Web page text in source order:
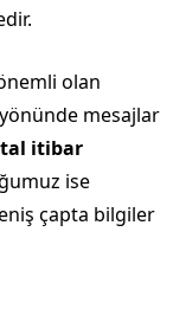
olan
mesajlar
itibar
ise
çapta bilgiler